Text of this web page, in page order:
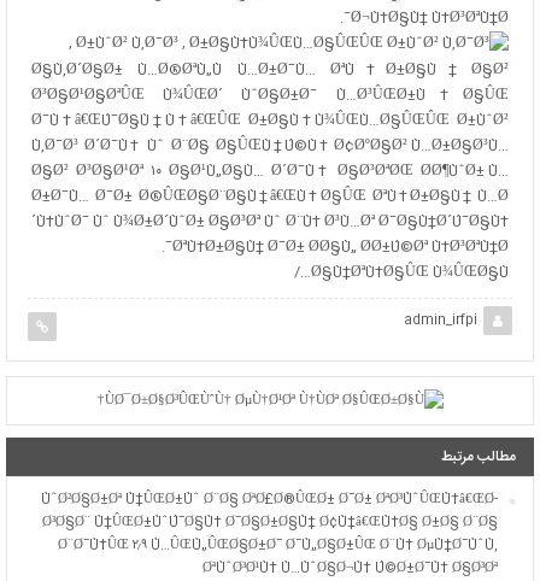
Ø¬Ù‡Ø§Ù† Ù‡Ø³ØªÙ†Ø¯.
Ø§Ù‚Ø´Ø§Ø± Ù…Ø®ØªÙ„Ù Ù…Ø±Ø¯Ù… ØªÙ‡Ø±Ø§Ù† Ø§Ø²
Ø³Ø§Ø¹Ø§ØªÛŒ Ù¾ÛŒØ´ ÙˆØ§Ø±Ø¯ Ù…Ø³ÛŒØ±Ù‡Ø§ÛŒ
Ø¯Ù‡â€ŒÚ¯Ø§Ù†Ù‡â€ŒÛŒ Ø±Ø§Ù‡Ù¾ÛŒÙ…Ø§ÛŒÛŒ Ø±ÙˆØ²
Ù‚Ø¯Ø³ Ø´Ø¯Ù‡ Ùˆ Ø¨Ø§ Ø§ÛŒÙ†Ú©Ù‡ Ø¢ØºØ§Ø² Ù…Ø±Ø§Ø³Ù…
Ø§Ø² Ø³Ø§Ø¹Øª ۱۰ Ø§Ø¹Ù„Ø§Ù… Ø´Ø¯Ù‡ Ø§Ø³ØªØŒ Ø­Ø¶ÙˆØ± Ù…
Ø±Ø¯Ù… Ø¯Ø± Ø®ÛŒØ§Ø¨Ø§Ù†â€ŒÙ‡Ø§ÛŒ ØªÙ‡Ø±Ø§Ù† Ù…Ø
´Ù‡ÙˆØ¯ Ùˆ Ù¾Ø±Ø´ÙˆØ± Ø§Ø³Øª Ùˆ Ø¨Ù‡ Ø³Ù…Øª Ø¯Ø§Ù†Ø´Ú¯Ø§Ù‡
ØªÙ‡Ø±Ø§Ù† Ø¯Ø± Ø­Ø§Ù„ Ø­Ø±Ú©Øª Ù‡Ø³ØªÙ†Ø¯.
Ø§Ù†ØªÙ‡Ø§ÛŒ Ù¾ÛŒØ§Ù…/
admin_irfpi
مطالب مرتبط
ÙˆØ²Ø§Ø±Øª Ù†ÛŒØ±Ùˆ Ø¨Ø§ ØªØ£Ø®ÛŒØ± Ø¯Ø± ØªØ³ÙˆÛŒÙ‡â€ŒØ­
Ø³Ø§Ø¨ Ù†ÛŒØ±ÙˆÚ¯Ø§Ù‡ Ø¯Ø§Ø±Ø§Ù† Ø¢Ù†â€ŒÙ‡Ø§ Ø±Ø§ Ø¨Ø§
Ø¨Ø¯Ù‡ÛŒ ۲٫۹ Ù…ÛŒÙ„ÛŒØ§Ø±Ø¯ Ø¯Ù„Ø§Ø±ÛŒ Ø¨Ù‡ ØµÙ†Ø¯ÙˆÙ‚
ØªÙˆØ³Ø¹Ù‡ Ù…ÙˆØ§Ø¬Ù‡ Ú©Ø±Ø¯Ù‡ Ø§Ø³Øª